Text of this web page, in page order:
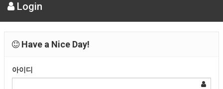
Login
Have a Nice Day!
아이디